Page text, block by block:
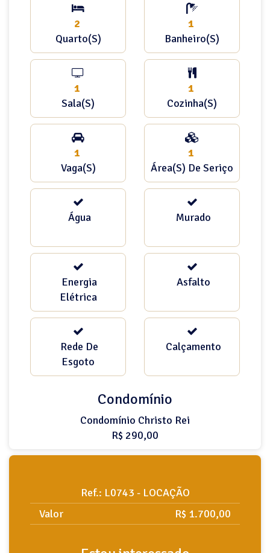
2
Quarto(s)
1
Banheiro(s)
1
Sala(s)
1
Cozinha(s)
1
Vaga(s)
1
Área(s) De Seriço
Água Murado
Energia
Elétrica
Asfalto
Rede De
Esgoto
Calçamento
Condomínio
Condomínio Christo Rei
R$ 290,00
Ref.: L0743 - LOCAÇÃO
Valor
R$ 1.700,00